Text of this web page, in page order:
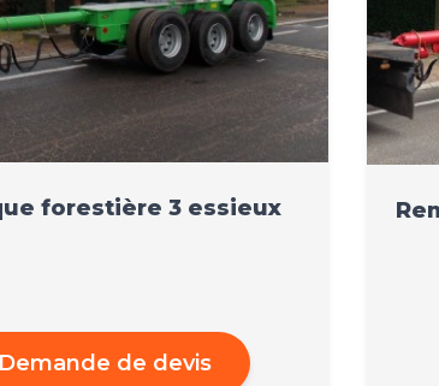
forestière 3 essieux
Demande de devis